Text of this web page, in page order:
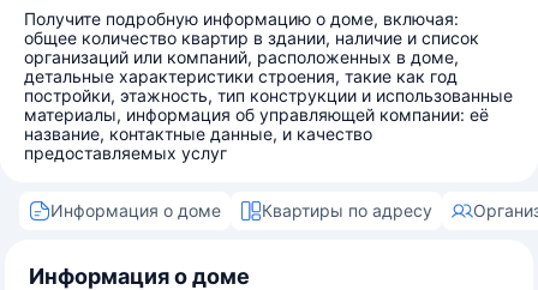
Получите подробную информацию о доме, включая:
общее количество квартир в здании, наличие и список
организаций или компаний, расположенных в доме,
детальные характеристики строения, такие как год
постройки, этажность, тип конструкции и использованные
материалы, информация об управляющей компании: её
название, контактные данные, и качество
предоставляемых услуг
Информация о доме Квартиры по адресу
Информация о доме